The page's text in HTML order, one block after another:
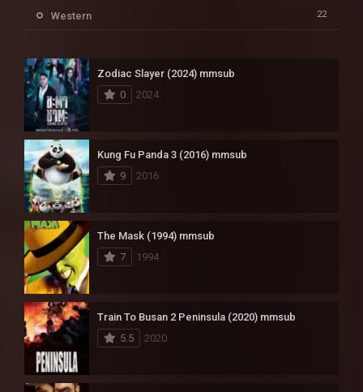
Western 22
Zodiac Slayer (2024) mmsub
0
2024
Kung Fu Panda 3 (2016) mmsub
9
2016
The Mask (1994) mmsub
7
1994
Train To Busan 2 Peninsula (2020) mmsub
5.5
2020